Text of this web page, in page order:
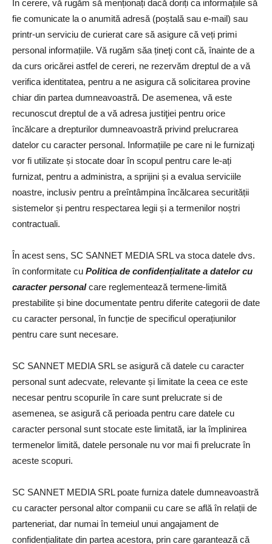
În cerere, vă rugăm să menționați dacă doriți ca informațiile să
fie comunicate la o anumită adresă (poștală sau e-mail) sau
printr-un serviciu de curierat care să asigure că veți primi
personal informațiile. Vă rugăm săa țineţi cont că, înainte de a
da curs oricărei astfel de cereri, ne rezervăm dreptul de a vă
verifica identitatea, pentru a ne asigura că solicitarea provine
chiar din partea dumneavoastră. De asemenea, vă este
recunoscut dreptul de a vă adresa justiţiei pentru orice
încălcare a drepturilor dumneavoastră privind prelucrarea
datelor cu caracter personal. Informațiile pe care ni le furnizaţi
vor fi utilizate și stocate doar în scopul pentru care le-ați
furnizat, pentru a administra, a sprijini și a evalua serviciile
noastre, inclusiv pentru a preîntâmpina încălcarea securității
sistemelor și pentru respectarea legii și a termenilor noștri
contractuali.
În acest sens, SC SANNET MEDIA SRL va stoca datele dvs.
în conformitate cu Politica de confidențialitate a datelor cu
caracter personalcare reglementează termene-limită
prestabilite și bine documentate pentru diferite categorii de date
cu caracter personal, în funcție de specificul operațiunilor
pentru care sunt necesare.
SC SANNET MEDIA SRL se asigură că datele cu caracter
personal sunt adecvate, relevante și limitate la ceea ce este
necesar pentru scopurile în care sunt prelucrate si de
asemenea, se asigură că perioada pentru care datele cu
caracter personal sunt stocate este limitată, iar la împlinirea
termenelor limită, datele personale nu vor mai fi prelucrate în
aceste scopuri.
SC SANNET MEDIA SRL poate furniza datele dumneavoastră
cu caracter personal altor companii cu care se află în relații de
parteneriat, dar numai în temeiul unui angajament de
confidențialitate din partea acestora, prin care garantează că